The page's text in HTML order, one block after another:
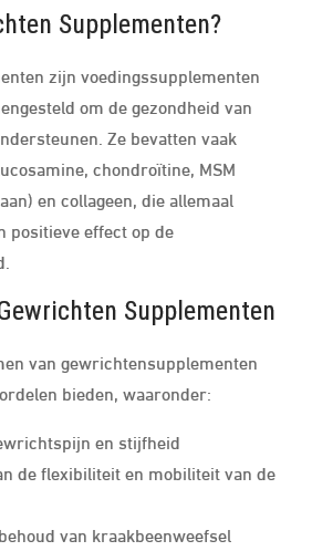
Supplementen?
zijn voedingssupplementen
om de gezondheid van
Ze bevatten vaak
chondroïtine, MSM
en collageen, die allemaal
positieve effect op de
Supplementen
van gewrichtensupplementen
bieden, waaronder:
en stijfheid
de flexibiliteit en mobiliteit van de
van kraakbeenweefsel